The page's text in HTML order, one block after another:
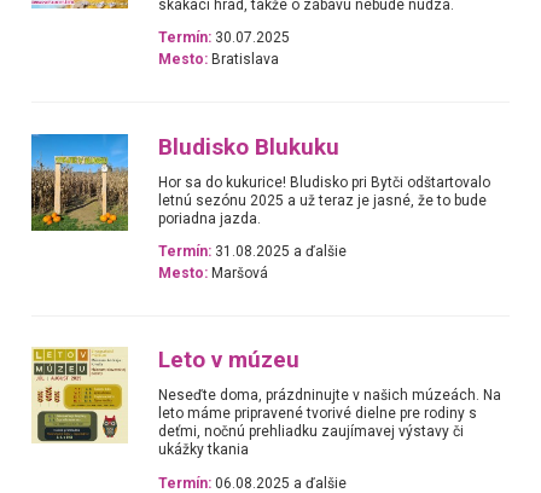
skákací hrad, takže o zábavu nebude núdza.
Termín: 30.07.2025
Mesto: Bratislava
Bludisko Blukuku
Hor sa do kukurice! Bludisko pri Bytči odštartovalo
letnú sezónu 2025 a už teraz je jasné, že to bude
poriadna jazda.
Termín: 31.08.2025 a ďalšie
Mesto: Maršová
Leto v múzeu
Neseďte doma, prázdninujte v našich múzeách. Na
leto máme pripravené tvorivé dielne pre rodiny s
deťmi, nočnú prehliadku zaujímavej výstavy či
ukážky tkania
Termín: 06.08.2025 a ďalšie